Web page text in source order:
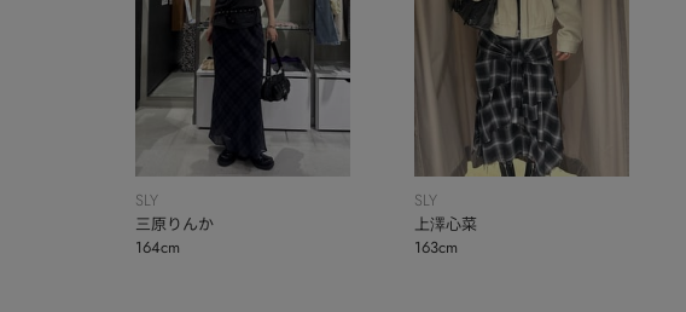
SLY
三原りんか
164cm
SLY
上澤心菜
163cm